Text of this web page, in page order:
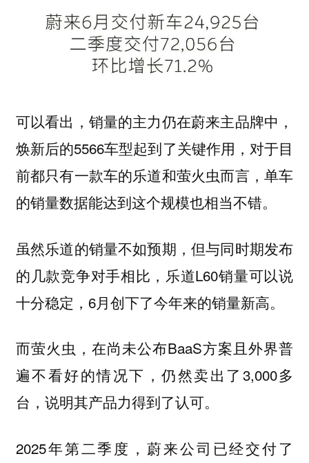
可以看出，销量的主力仍在蔚来主品牌中，
焕新后的5566车型起到了关键作用，对于目
前都只有一款车的乐道和萤火虫而言，单车
的销量数据能达到这个规模也相当不错。
虽然乐道的销量不如预期，但与同时期发布
的几款竞争对手相比，乐道L60销量可以说
十分稳定，6月创下了今年来的销量新高。
而萤火虫，在尚未公布BaaS方案且外界普
遍不看好的情况下，仍然卖出了3,000多
台，说明其产品力得到了认可。
2025年第二季度，蔚来公司已经交付了